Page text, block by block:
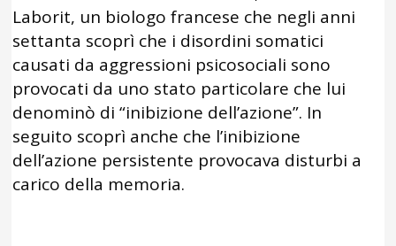
Laborit, un biologo francese che negli anni
settanta scoprì che i disordini somatici
causati da aggressioni psicosociali sono
provocati da uno stato particolare che lui
denominò di “inibizione dell’azione”. In
seguito scoprì anche che l’inibizione
dell’azione persistente provocava disturbi a
carico della memoria.